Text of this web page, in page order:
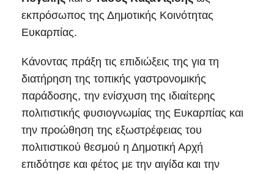
εκπρόσωπος της Δημοτικής Κοινότητας
Ευκαρπίας.
Κάνοντας πράξη τις επιδιώξεις της για τη
διατήρηση της τοπικής γαστρονομικής
παράδοσης, την ενίσχυση της ιδιαίτερης
πολιτιστικής φυσιογνωμίας της Ευκαρπίας και
την προώθηση της εξωστρέφειας του
πολιτιστικού θεσμού η Δημοτική Αρχή
επιδότησε και φέτος με την αιγίδα και την